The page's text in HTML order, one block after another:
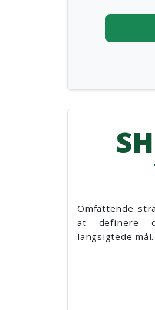
Omfattende
at definere
langsigtede mål.